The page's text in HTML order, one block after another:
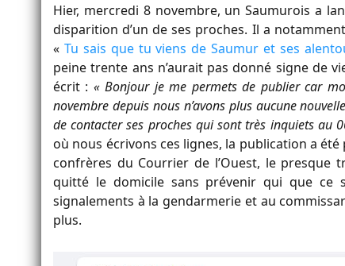
Hier, mercredi 8 novembre, un Saumurois a
disparition d’un de ses proches. Il a
« Tu sais que tu viens de Saumur et ses
peine trente ans n’aurait pas donné signe de
écrit : « Bonjour je me permets de publier car
novembre depuis nous n’avons plus aucune
de contacter ses proches qui sont très inquiets
où nous écrivons ces lignes, la publication a
confrères du Courrier de l’Ouest, le
quitté le domicile sans prévenir qui que ce
signalements à la gendarmerie et au
plus.